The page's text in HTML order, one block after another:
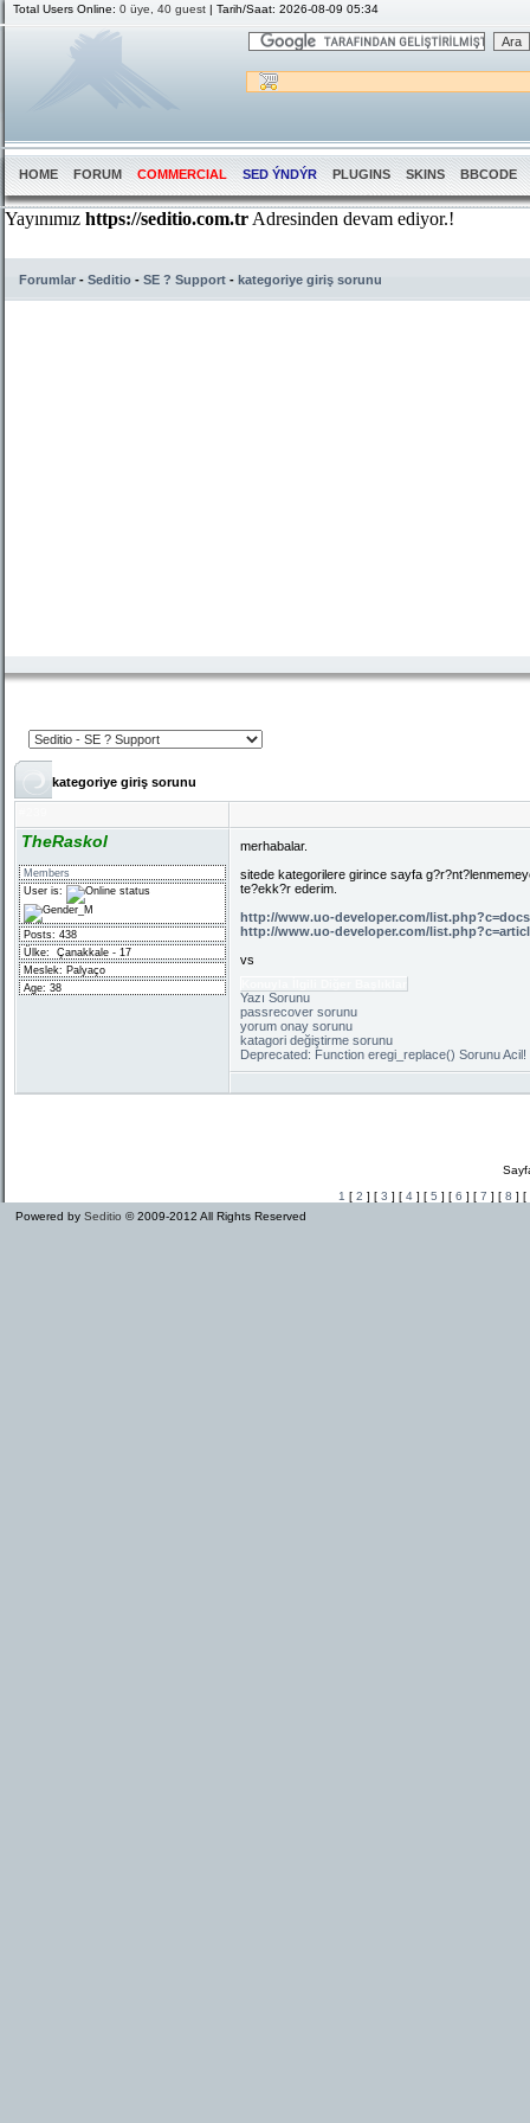
Total Users Online: 0 üye, 40 guest | Tarih/Saat: 2026-08-09 05:34
HOME FORUM COMMERCIAL SED ÝNDÝR PLUGINS SKINS BBCODE
Forumlar - Seditio - SE ? Support - kategoriye giriş sorunu
kategoriye giriş sorunu
TheRaskol
Members
User is:
Posts: 438
Ülke:
Çanakkale - 17
Meslek: Palyaço
Age: 38
merhabalar.
sitede kategorilere girince sayfa
te?ekk?r ederim.
http://www.uo-developer.com/list.php?c=docs
http://www.uo-developer.com/
vs
Yazı Sorunu
passrecover sorunu
yorum onay sorunu
katagori değiştirme sorunu
Deprecated: Function eregi_replace() Sorunu Acil!
1 [ 2 ] [ 3 ] [ 4 ] [ 5 ] [ 6 ] [ 7 ] [ 8 ] [
Powered by Seditio © 2009-2012 All Rights Reserved